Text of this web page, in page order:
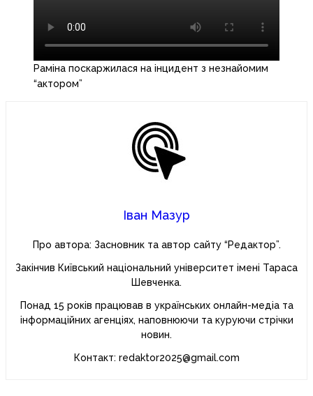
Раміна поскаржилася на інцидент з незнайомим
“актором”
Іван Мазур
Про автора: Засновник та автор сайту “Редактор”.
Закінчив Київський національний університет імені Тараса
Шевченка.
Понад 15 років працював в українських онлайн-медіа та
інформаційних агенціях, наповнюючи та куруючи стрічки
новин.
Контакт: redaktor2025@gmail.com